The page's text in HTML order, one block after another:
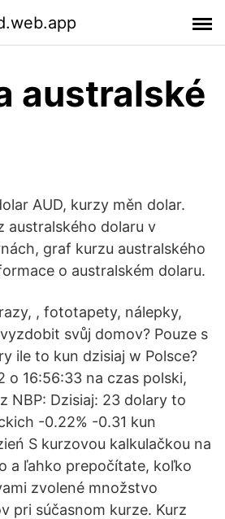
australské
AUD, kurzy měn dolar.
australského dolaru v
graf kurzu australského
o australském dolaru.
, fototapety, nálepky,
svůj domov? Pouze s
ile to kun dzisiaj w Polsce?
o 16:56:33 na czas polski,
NBP: Dzisiaj: 23 dolary to
-0.22% -0.31 kun
S kurzovou kalkulačkou na
a ľahko prepočítate, koľko
zvolené množstvo
pri súčasnom kurze. Kurz